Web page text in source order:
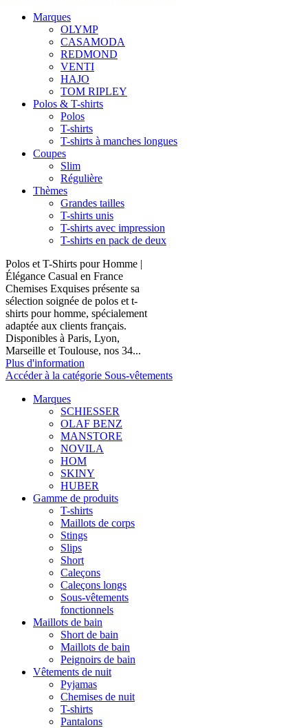
Marques
OLYMP
CASAMODA
REDMOND
VENTI
HAJO
TOM RIPLEY
Polos & T-shirts
Polos
T-shirts
T-shirts à manches longues
Coupes
Slim
Régulière
Thèmes
Grandes tailles
T-shirts unis
T-shirts avec impression
T-shirts en pack de deux
Polos et T-Shirts pour Homme |
Élégance Casual en France
Chemises Exquises présente sa
sélection soignée de polos et t-
shirts pour homme, spécialement
adaptée aux clients français.
Disponibles à Paris, Lyon,
Marseille et Toulouse, nos 34...
Plus d'information
Accéder à la catégorie Sous-vêtements
Marques
SCHIESSER
OLAF BENZ
MANSTORE
NOVILA
HOM
SKINY
HUBER
Gamme de produits
T-shirts
Maillots de corps
Stings
Slips
Short
Caleçons
Caleçons longs
Sous-vêtements
fonctionnels
Maillots de bain
Short de bain
Maillots de bain
Peignoirs de bain
Vêtements de nuit
Pyjamas
Chemises de nuit
T-shirts
Pantalons